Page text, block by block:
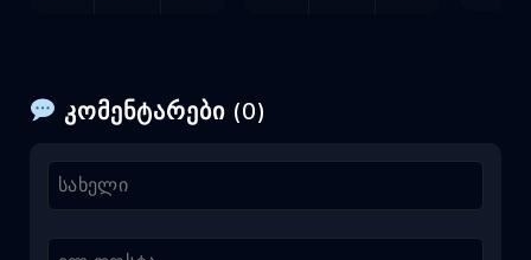
კომენტარები (0)